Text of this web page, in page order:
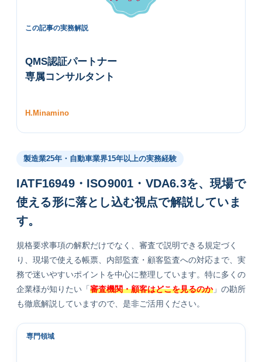
この記事の実務解説
QMS認証パートナー
専属コンサルタント
H.Minamino
製造業25年・自動車業界15年以上の実務経験
IATF16949・ISO9001・VDA6.3を、現場で
使える形に落とし込む視点で解説していま
す。
規格要求事項の解釈だけでなく、審査で説明できる規定づく
り、現場で使える帳票、内部監査・顧客監査への対応まで、実
務で迷いやすいポイントを中心に整理しています。特に多くの
企業様が知りたい「 審査機関・顧客はどこを見るのか」の勘所
も徹底解説していますので、是非ご活用ください。
専門領域